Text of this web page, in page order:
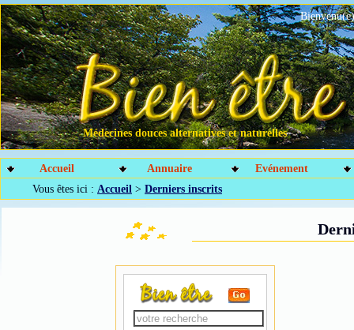
Médecines douces alternatives et naturelles
Accueil Annuaire
Evénement
Vous êtes ici : Accueil > Derniers inscrits